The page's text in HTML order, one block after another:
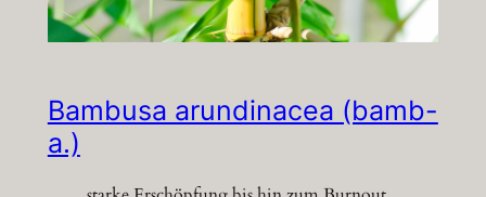
Bambusa arundinacea (bamb-
a.)